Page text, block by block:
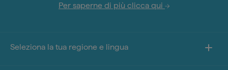
Per saperne di più clicca qui
Seleziona la tua regione e lingua